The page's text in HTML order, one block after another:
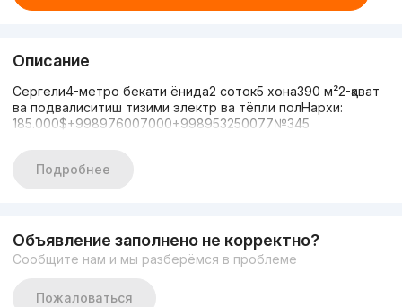
Описание
Сергели4-метро бекати ёнида2 соток5 хона390 м²2-қават
ва подвалиситиш тизими электр ва тёпли полНархи:
185.000$+998976007000+998953250077№345
Подробнее
Объявление заполнено не корректно?
Сообщите нам и мы разберёмся в проблеме
Пожаловаться